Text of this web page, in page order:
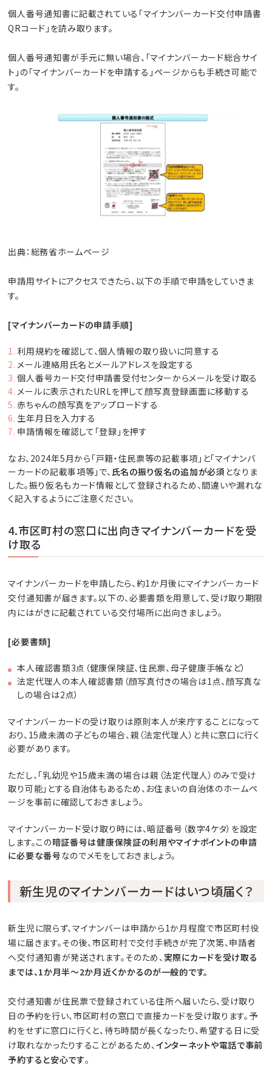
個人番号通知書に記載されている「マイナンバーカード交付申請書
QRコード」を読み取ります。
個人番号通知書が手元に無い場合、「マイナンバーカード総合サイ
ト」の「マイナンバーカードを申請する」ページからも手続き可能で
す。
出典：総務省ホームページ
申請用サイトにアクセスできたら、以下の手順で申請をしていきま
す。
[マイナンバーカードの申請手順]
利用規約を確認して、個人情報の取り扱いに同意する
メール連絡用氏名とメールアドレスを設定する
個人番号カード交付申請書受付センターからメールを受け取る
メールに表示されたURLを押して顔写真登録画面に移動する
赤ちゃんの顔写真をアップロードする
生年月日を入力する
申請情報を確認して「登録」を押す
なお、2024年5月から「戸籍・住民票等の記載事項」と「マイナンバ
ーカードの記載事項等」で、氏名の振り仮名の追加が必須 となりま
した。振り仮名もカード情報として登録されるため、間違いや漏れな
く記入するようにご注意ください。
4.市区町村の窓口に出向きマイナンバーカードを受
け取る
マイナンバーカードを申請したら、約1か月後にマイナンバーカード
交付通知書が届きます。以下の、必要書類を用意して、受け取り期限
内にはがきに記載されている交付場所に出向きましょう。
[必要書類]
本人確認書類3点（健康保険証、住民票、母子健康手帳など）
法定代理人の本人確認書類（顔写真付きの場合は1点、顔写真な
しの場合は2点）
マイナンバーカードの受け取りは原則本人が来庁することになって
おり、15歳未満の子どもの場合、親（法定代理人）と共に窓口に行く
必要があります。
ただし、「乳幼児や15歳未満の場合は親（法定代理人）のみで受け
取り可能」とする自治体もあるため、お住まいの自治体のホームペ
ージを事前に確認しておきましょう。
マイナンバーカード受け取り時には、暗証番号（数字4ケタ）を設定
します。この暗証番号は健康保険証の利用やマイナポイントの申請
に必要な番号なのでメモをしておきましょう。
新生児のマイナンバーカードはいつ頃届く？
新生児に限らず、マイナンバーは申請から1か月程度で市区町村役
場に届きます。その後、市区町村で交付手続きが完了次第、申請者
へ交付通知書が発送されます。そのため、実際にカードを受け取る
までは、1か月半〜2か月近くかかるのが一般的です。
交付通知書が住民票で登録されている住所へ届いたら、受け取り
日の予約を行い、市区町村の窓口で直接カードを受け取ります。予
約をせずに窓口に行くと、待ち時間が長くなったり、希望する日に受
け取れなかったりすることがあるため、インターネットや電話で事前
予約すると安心です。